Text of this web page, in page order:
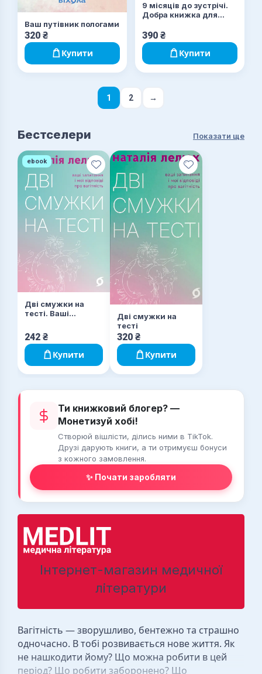
Ваш путівник пологами
320 ₴
Купити
9 місяців до зустрічі.
Добра книжка для
390 ₴
Купити
1 2 →
Бестселери Показати ще
ebook
Дві смужки на
тесті. Ваші
відповіді про
вагітність
242 ₴
Купити
Дві смужки на
тесті
320 ₴
Купити
Ти книжковий блогер? —
Монетизуй хобі!
Створюй вішлісти, ділись ними в TikTok.
Друзі дарують книги, а ти отримуєш бонуси
з кожного замовлення.
✨ Почати заробляти
Інтернет-магазин медичної
літератури
Вагітність — зворушливо, бентежно та страшно
одночасно. В тобі розвивається нове життя. Як
не нашкодити йому? Що можна робити в цей
період? Що робити заборонено? Що